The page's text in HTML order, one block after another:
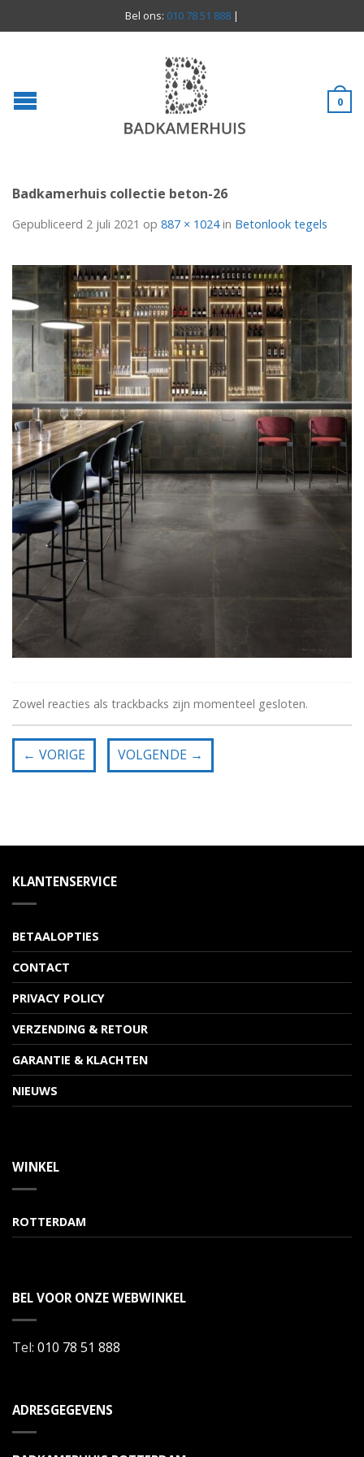
Bel ons: 010 78 51 888 |
0
Badkamerhuis collectie beton-26
Gepubliceerd 2 juli 2021 op 887 × 1024in Betonlook tegels
Zowel reacties als trackbacks zijn momenteel gesloten.
← VORIGE VOLGENDE →
KLANTENSERVICE
BETAALOPTIES
CONTACT
PRIVACY POLICY
VERZENDING & RETOUR
GARANTIE & KLACHTEN
NIEUWS
WINKEL
ROTTERDAM
BEL VOOR ONZE WEBWINKEL
Tel: 010 78 51 888
ADRESGEGEVENS